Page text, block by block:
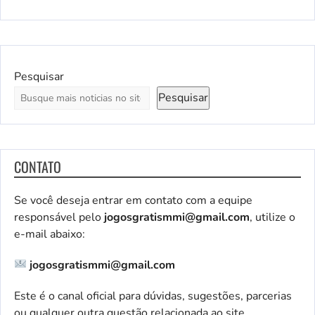
Pesquisar
Pesquisar
CONTATO
Se você deseja entrar em contato com a equipe
responsável pelo jogosgratismmi@gmail.com, utilize o
e-mail abaixo:
jogosgratismmi@gmail.com
Este é o canal oficial para dúvidas, sugestões, parcerias